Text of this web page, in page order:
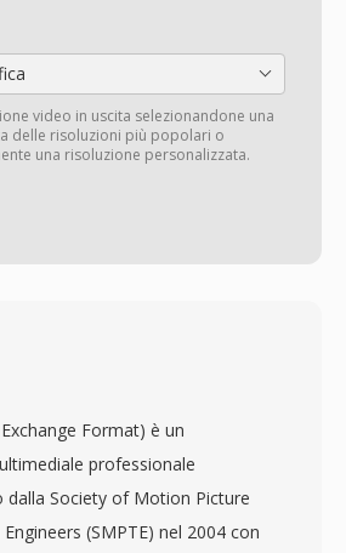
video in uscita selezionandone una
delle risoluzioni più popolari o
una risoluzione personalizzata.
Format) è un
professionale
dalla Society of Motion Picture
(SMPTE) nel 2004 con